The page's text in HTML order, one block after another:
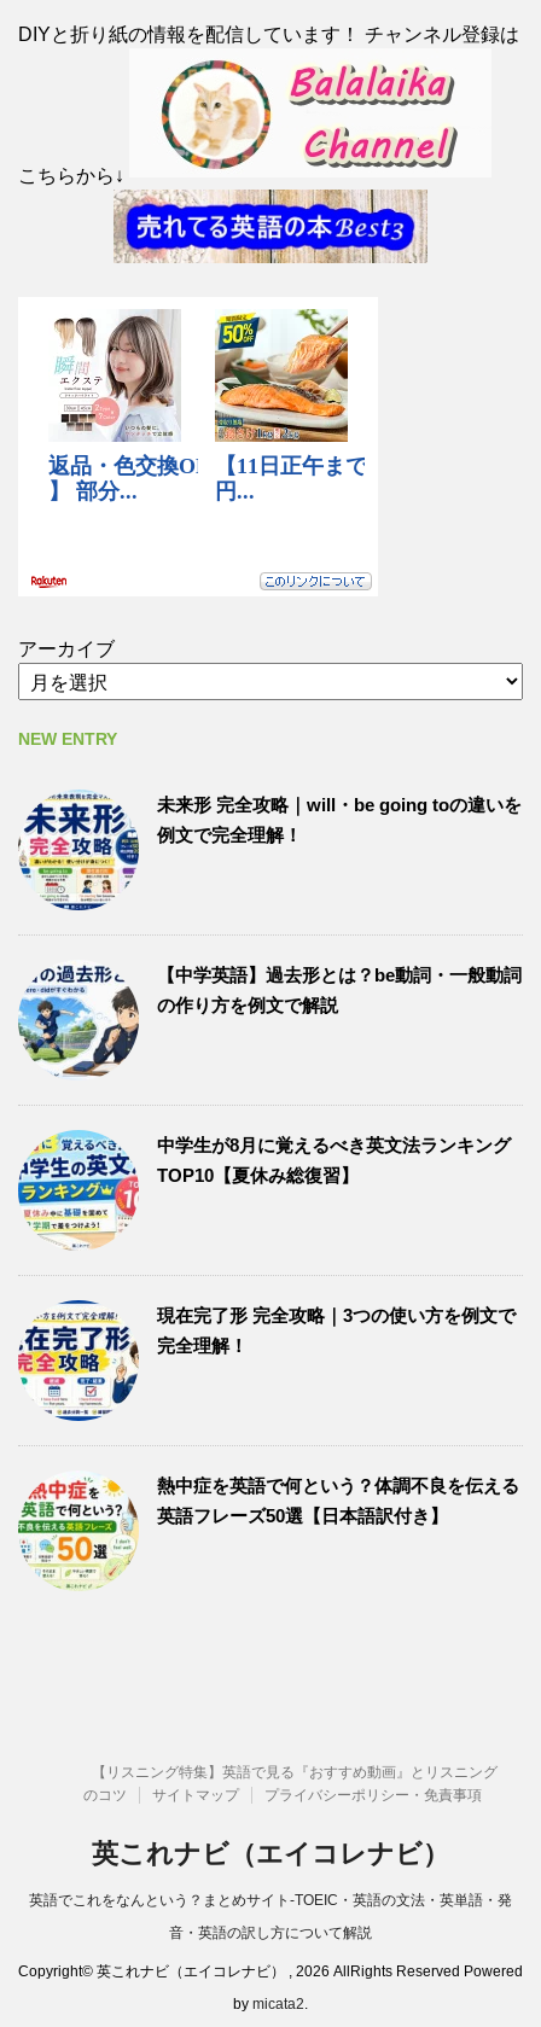
DIYと折り紙の情報を配信しています！ チャンネル登録は
こちらから↓
アーカイブ
NEW ENTRY
未来形 完全攻略｜will・be going toの違いを
例文で完全理解！
【中学英語】過去形とは？be動詞・一般動詞
の作り方を例文で解説
中学生が8月に覚えるべき英文法ランキング
TOP10【夏休み総復習】
現在完了形 完全攻略｜3つの使い方を例文で
完全理解！
熱中症を英語で何という？体調不良を伝える
英語フレーズ50選【日本語訳付き】
【リスニング特集】英語で見る『おすすめ動画』とリスニング
のコツ
サイトマップ プライバシーポリシー・免責事項
英これナビ（エイコレナビ）
英語でこれをなんという？まとめサイト-TOEIC・英語の文法・英単語・発
音・英語の訳し方について解説
Copyright© 英これナビ（エイコレナビ） , 2026 AllRights Reserved Powered
by micata2.